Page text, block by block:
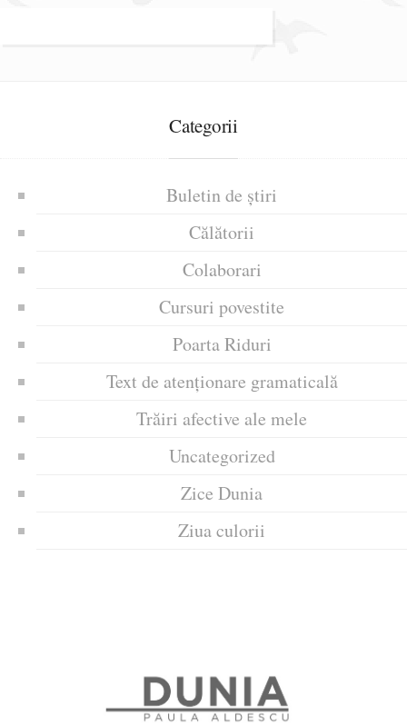
Categorii
Buletin de știri
Călătorii
Colaborari
Cursuri povestite
Poarta Riduri
Text de atenționare gramaticală
Trăiri afective ale mele
Uncategorized
Zice Dunia
Ziua culorii